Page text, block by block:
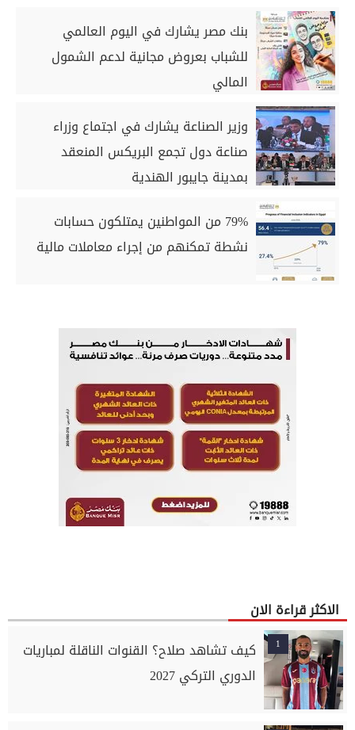
بنك مصر يشارك في اليوم العالمي
للشباب بعروض مجانية لدعم الشمول
المالي
وزير الصناعة يشارك في اجتماع وزراء
صناعة دول تجمع البريكس المنعقد
بمدينة جايبور الهندية
79% من المواطنين يمتلكون حسابات
نشطة تمكنهم من إجراء معاملات مالية
الاكثر قراءة الان
1
كيف تشاهد صلاح؟ القنوات الناقلة لمباريات
الدوري التركي 2027